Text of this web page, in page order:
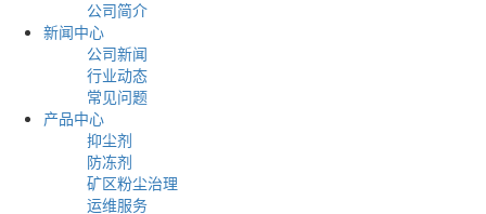
公司简介
新闻中心
公司新闻
行业动态
常见问题
产品中心
抑尘剂
防冻剂
矿区粉尘治理
运维服务